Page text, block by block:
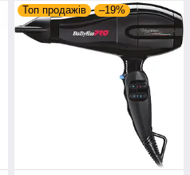
Топ продажів –19%